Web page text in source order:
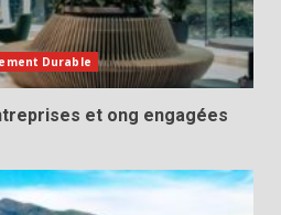
Durable
et ong engagées